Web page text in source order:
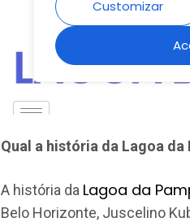
Qual a história da Lagoa da
A história da Lagoa da
Belo Horizonte, Juscelino